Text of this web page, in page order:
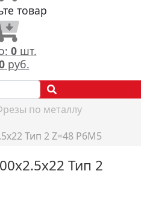
товар
0шт.
руб.
по металлу
Тип 2 Z=48 Р6М5
Тип 2